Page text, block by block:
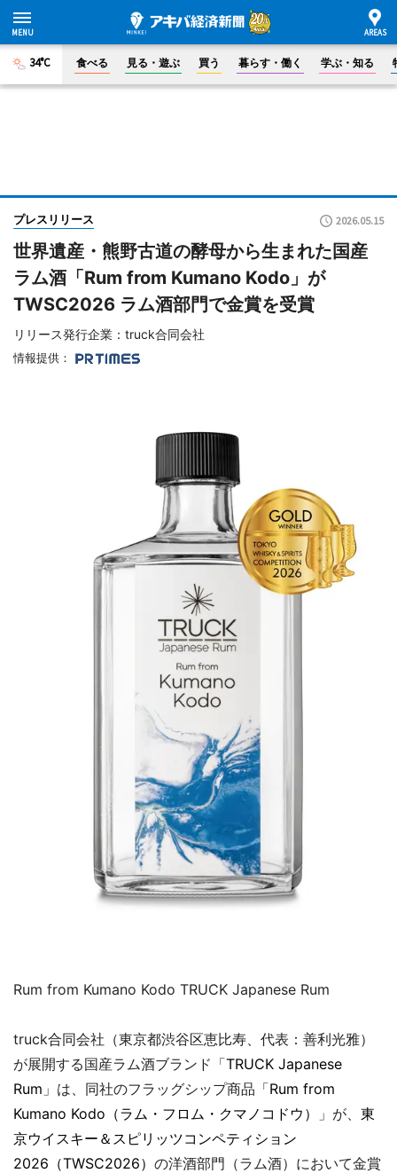
34°C 食べる 見る・遊ぶ 買う 暮らす・働く 学ぶ・知る
プレスリリース 2026.05.15
世界遺産・熊野古道の酵母から生まれた国産
ラム酒「Rum from Kumano Kodo」が
TWSC2026 ラム酒部門で金賞を受賞
リリース発行企業：truck合同会社
情報提供：
Rum from Kumano Kodo TRUCK Japanese Rum
truck合同会社（東京都渋谷区恵比寿、代表：善利光雅）
が展開する国産ラム酒ブランド「TRUCK Japanese
Rum 」は、同社のフラッグシップ商品「Rum from
Kumano Kodo（ラム・フロム・クマノコドウ）
」が、 東
京ウイスキー＆スピリッツコンペティション
2026（TWSC2026） の洋酒部門（ラム酒）において金賞